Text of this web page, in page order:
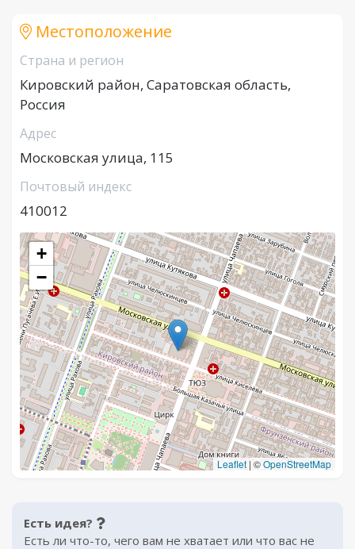
Местоположение
Страна и регион
Кировский район, Саратовская область,
Россия
Адрес
Московская улица, 115
Почтовый индекс
410012
+
−
Leaflet | ©OpenStreetMap
Есть идея?
Есть ли что-то, чего вам не хватает или что вас не